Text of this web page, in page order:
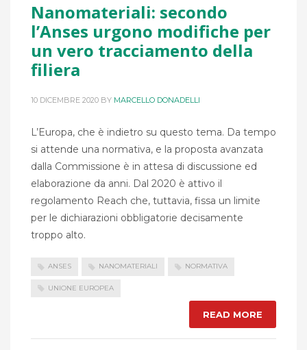
Nanomateriali: secondo
l’Anses urgono modifiche per
un vero tracciamento della
filiera
10 DICEMBRE 2020 BY MARCELLO DONADELLI
L’Europa, che è indietro su questo tema. Da tempo
si attende una normativa, e la proposta avanzata
dalla Commissione è in attesa di discussione ed
elaborazione da anni. Dal 2020 è attivo il
regolamento Reach che, tuttavia, fissa un limite
per le dichiarazioni obbligatorie decisamente
troppo alto.
ANSES NANOMATERIALI NORMATIVA
UNIONE EUROPEA
READ MORE